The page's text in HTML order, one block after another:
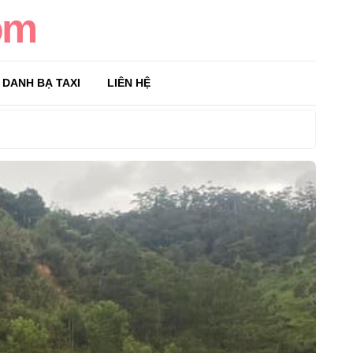
DANH BẠ TAXI LIÊN HỆ